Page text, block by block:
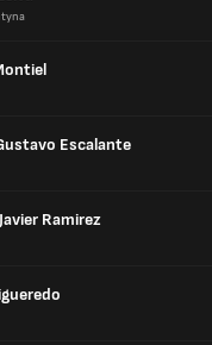
Escalante
Ramirez